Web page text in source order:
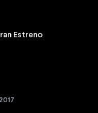
Estreno